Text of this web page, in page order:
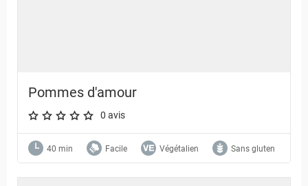
Pommes d'amour
A star rating of 0 out of 5.
0 avis
40 min Facile Végétalien Sans gluten